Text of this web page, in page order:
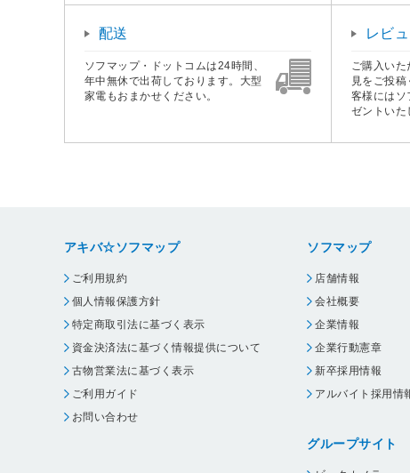
配送
ソフマップ・ドットコムは24時間、
年中無休で出荷しております。大型
家電もおまかせください。
レビ
ご購入い
見をご投
客様にはソ
ゼントいた
アキバ☆ソフマップ
ご利用規約
個人情報保護方針
特定商取引法に基づく表示
資金決済法に基づく情報提供について
古物営業法に基づく表示
ご利用ガイド
お問い合わせ
ソフマップ
店舗情報
会社概要
企業情報
企業行動憲章
新卒採用情報
アルバイト採用情
グループサイト